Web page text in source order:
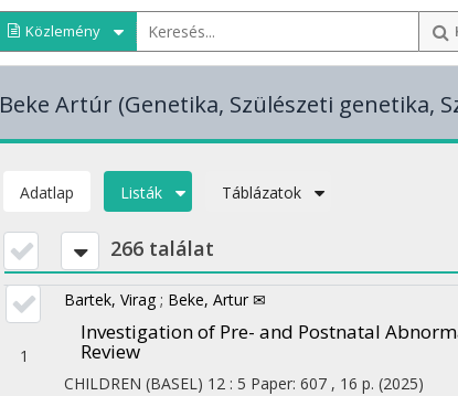
Közlemény
Beke Artúr (Genetika, Szülészeti genetika,
Adatlap Listák Táblázatok
266 találat
1
Bartek, Virag ; Beke, Artur ✉
Investigation of Pre- and Postnatal
Review
CHILDREN (BASEL) 12 : 5 Paper: 607 , 16 p. (2025)